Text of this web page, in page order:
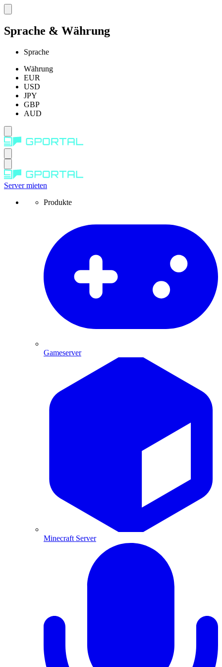
Sprache & Währung
Sprache
Währung
EUR
USD
JPY
GBP
AUD
Server mieten
Produkte
Gameserver
Minecraft Server